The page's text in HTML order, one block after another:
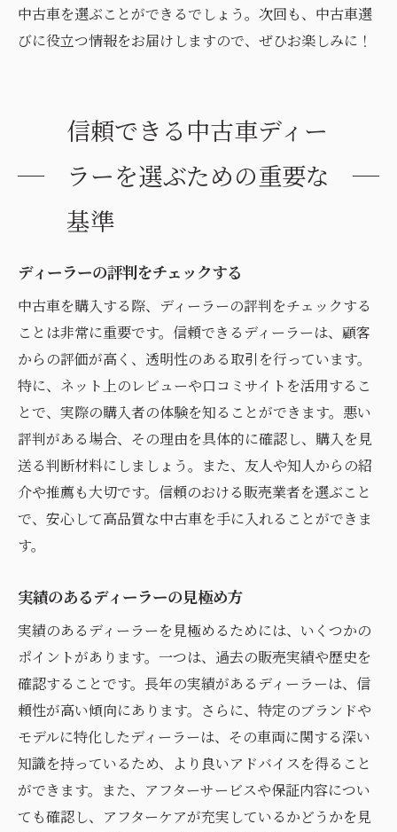
中古車を選ぶことができるでしょう。次回も、中古車選
びに役立つ情報をお届けしますので、ぜひお楽しみに！
信頼できる中古車ディー
ラーを選ぶための重要な
基準
ディーラーの評判をチェックする
中古車を購入する際、ディーラーの評判をチェックする
ことは非常に重要です。信頼できるディーラーは、顧客
からの評価が高く、透明性のある取引を行っています。
特に、ネット上のレビューや口コミサイトを活用するこ
とで、実際の購入者の体験を知ることができます。悪い
評判がある場合、その理由を具体的に確認し、購入を見
送る判断材料にしましょう。また、友人や知人からの紹
介や推薦も大切です。信頼のおける販売業者を選ぶこと
で、安心して高品質な中古車を手に入れることができま
す。
実績のあるディーラーの見極め方
実績のあるディーラーを見極めるためには、いくつかの
ポイントがあります。一つは、過去の販売実績や歴史を
確認することです。長年の実績があるディーラーは、信
頼性が高い傾向にあります。さらに、特定のブランドや
モデルに特化したディーラーは、その車両に関する深い
知識を持っているため、より良いアドバイスを得ること
ができます。また、アフターサービスや保証内容につい
ても確認し、アフターケアが充実しているかどうかを見